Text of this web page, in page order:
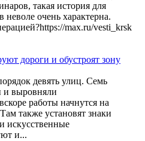
такая история для
очень характерна.
max.ru/vesti_krsk
дороги и обустроят зону
девять улиц. Семь
и выровняли
работы начнутся на
также установят знаки
искусственные
и...